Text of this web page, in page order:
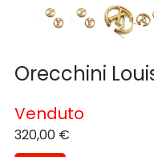
Orecchini
320,00 €
Venduto